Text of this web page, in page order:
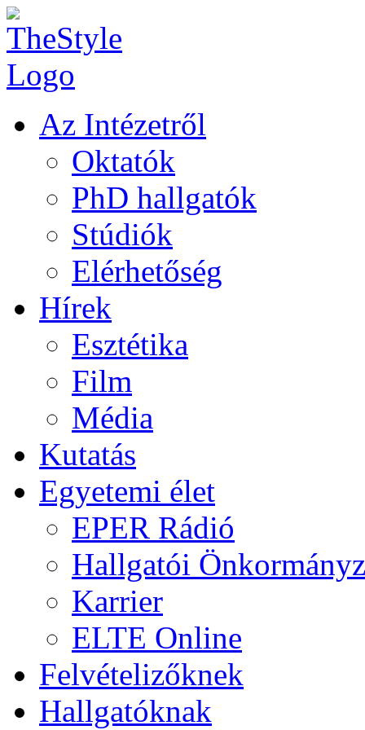
Az Intézetről
Oktatók
PhD hallgatók
Stúdiók
Elérhetőség
Hírek
Esztétika
Film
Média
Kutatás
Egyetemi élet
EPER Rádió
Hallgatói
Karrier
ELTE Online
Felvételizőknek
Hallgatóknak